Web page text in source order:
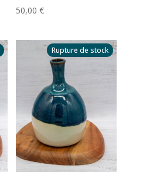
50,00€
Rupture de stock